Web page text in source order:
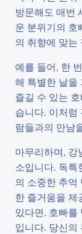
방문해도 매번
운 분위기의 호
의 취향에 맞는
예를 들어, 한
해 특별한 날을
즐길 수 있는
습니다. 이처럼
람들과의 만남
마무리하며, 강
소입니다. 독특
의 소중한 추억
한 즐거움을 제
있다면, 호빠를
입니다. 당신의